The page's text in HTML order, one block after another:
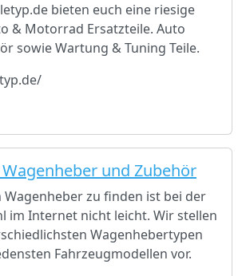
bieten euch eine riesige
& Motorrad Ersatzteile. Auto
sowie Wartung & Tuning Teile.
und Zubehör
Wagenheber zu finden ist bei der
im Internet nicht leicht. Wir stellen
Wagenhebertypen
Fahrzeugmodellen vor.